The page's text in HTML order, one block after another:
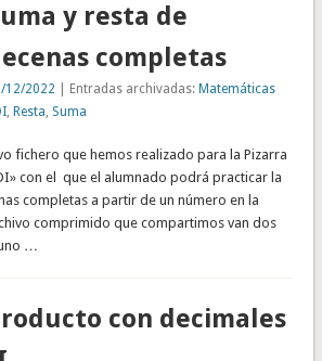
y resta de
completas
12/2022 | Entradas archivadas: Matemáticas
, Resta, Suma
fichero que hemos realizado para la Pizarra
con el que el alumnado podrá practicar la
completas a partir de un número en la
comprimido que compartimos van dos
…
con decimales